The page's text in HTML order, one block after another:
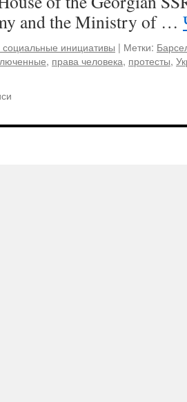
and the Ministry of …
инициативы | Метки:
, права человека, протесты,